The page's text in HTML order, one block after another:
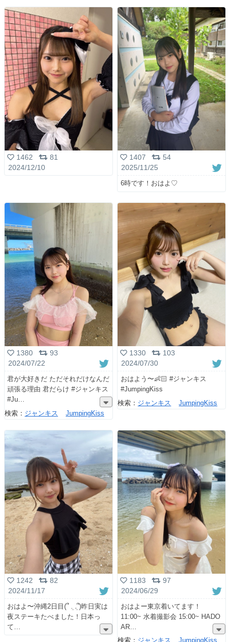
1462
81
2024/12/10
1407
54
2025/11/25
6時です！おはよ♡
1380
93
2024/07/22
君が大好きだ ただそれだけなんだ
頑張る理由 君だらけ #ジャンキス
#Ju
検索： ジャンキス JumpingKiss
1330
103
2024/07/30
おはよう〜👶🏻 #ジャンキス
#JumpingKiss
検索： ジャンキス JumpingKiss
1242
82
2024/11/17
おはよ〜沖縄2日目(՞ ܸ. .ܸ՞)︎昨日実は
夜ステーキたべました！日本っ
て
1183
97
2024/06/29
おはよー東京着いてます！
11:00~ 水着撮影会 15:00~ HADO
AR